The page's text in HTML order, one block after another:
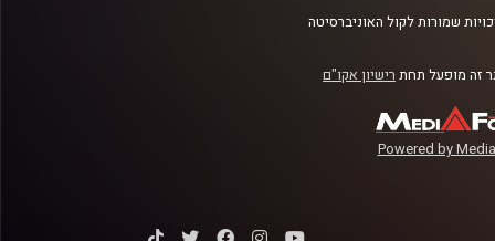
שמורות לקול האוניברסיטה
זה מופעל תחת רישיון אקו"ם
Powered by